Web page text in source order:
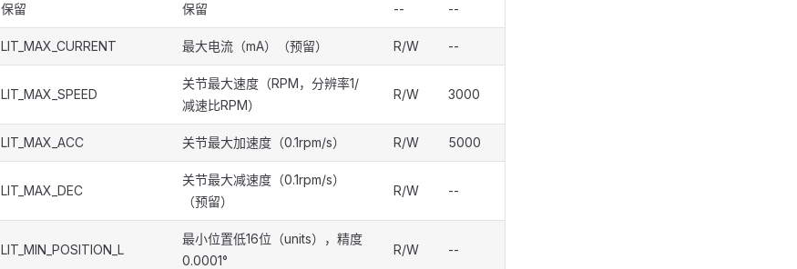
保留 保留 -- --
LIT_MAX_CURRENT 最大电流（mA）（预留） R/W --
LIT_MAX_SPEED
关节最大速度（RPM，分辨率1/
减速比RPM）
R/W 3000
LIT_MAX_ACC 关节最大加速度（0.1rpm/s） R/W 5000
LIT_MAX_DEC
关节最大减速度（0.1rpm/s）
（预留）
R/W --
LIT_MIN_POSITION_L
最小位置低16位（units），精度
0.0001°
R/W --